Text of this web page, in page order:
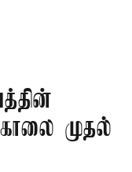
முதல்